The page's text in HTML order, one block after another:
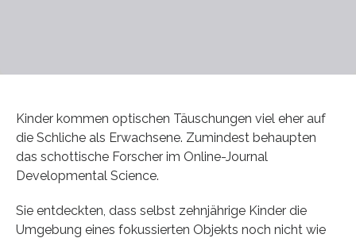
Kinder kommen optischen Täuschungen viel eher auf
die Schliche als Erwachsene. Zumindest behaupten
das schottische Forscher im Online-Journal
Developmental Science.
Sie entdeckten, dass selbst zehnjährige Kinder die
Umgebung eines fokussierten Objekts noch nicht wie